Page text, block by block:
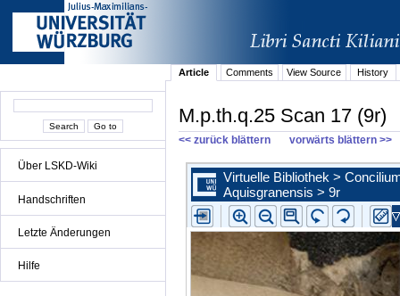
Über LSKD-Wiki
Handschriften
Letzte Änderungen
Hilfe
Article Comments View Source History
M.p.th.q.25 Scan 17 (9r)
<< zurück blättern vorwärts blättern >>